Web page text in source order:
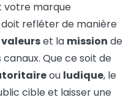
votre marque
refléter de manière
valeurset la mission de
Que ce soit de
ou ludique, le
cible et laisser une